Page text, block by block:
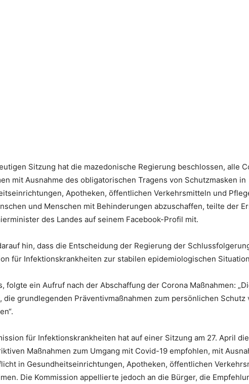
Sitzung hat die mazedonische Regierung beschlossen, alle
mit Ausnahme des obligatorischen Tragens von Schutzmasken in
Apotheken, öffentlichen Verkehrsmitteln und
und Menschen mit Behinderungen abzuschaffen, teilte der
des Landes auf seinem Facebook-Profil mit.
hin, dass die Entscheidung der Regierung der
für Infektionskrankheiten zur stabilen epidemiologischen
folgte ein Aufruf nach der Abschaffung der Corona Maßnahmen:
die grundlegenden Präventivmaßnahmen zum persönlichen Schutz
für Infektionskrankheiten hat auf einer Sitzung am 27. April
Maßnahmen zum Umgang mit Covid-19 empfohlen, mit
in Gesundheitseinrichtungen, Apotheken, öffentlichen
Die Kommission appellierte jedoch an die Bürger, die